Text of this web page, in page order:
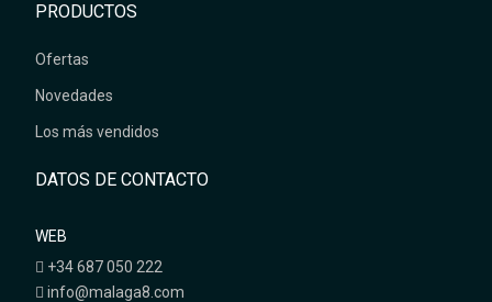
PRODUCTOS
Ofertas
Novedades
Los más vendidos
DATOS DE CONTACTO
WEB
+34 687 050 222
info@malaga8.com